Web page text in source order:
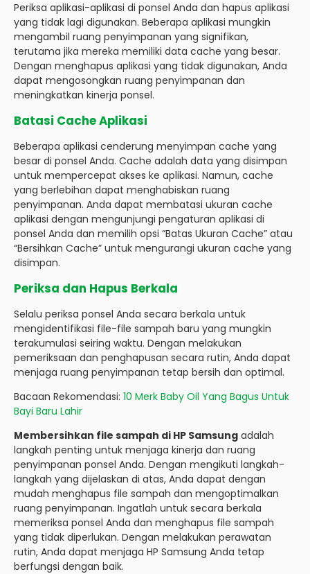
Periksa aplikasi-aplikasi di ponsel Anda dan hapus aplikasi
yang tidak lagi digunakan. Beberapa aplikasi mungkin
mengambil ruang penyimpanan yang signifikan,
terutama jika mereka memiliki data cache yang besar.
Dengan menghapus aplikasi yang tidak digunakan, Anda
dapat mengosongkan ruang penyimpanan dan
meningkatkan kinerja ponsel.
Batasi Cache Aplikasi
Beberapa aplikasi cenderung menyimpan cache yang
besar di ponsel Anda. Cache adalah data yang disimpan
untuk mempercepat akses ke aplikasi. Namun, cache
yang berlebihan dapat menghabiskan ruang
penyimpanan. Anda dapat membatasi ukuran cache
aplikasi dengan mengunjungi pengaturan aplikasi di
ponsel Anda dan memilih opsi “Batas Ukuran Cache” atau
“Bersihkan Cache” untuk mengurangi ukuran cache yang
disimpan.
Periksa dan Hapus Berkala
Selalu periksa ponsel Anda secara berkala untuk
mengidentifikasi file-file sampah baru yang mungkin
terakumulasi seiring waktu. Dengan melakukan
pemeriksaan dan penghapusan secara rutin, Anda dapat
menjaga ruang penyimpanan tetap bersih dan optimal.
Bacaan Rekomendasi: 10 Merk Baby Oil Yang Bagus Untuk
Bayi Baru Lahir
Membersihkan file sampah di HP Samsung adalah
langkah penting untuk menjaga kinerja dan ruang
penyimpanan ponsel Anda. Dengan mengikuti langkah-
langkah yang dijelaskan di atas, Anda dapat dengan
mudah menghapus file sampah dan mengoptimalkan
ruang penyimpanan. Ingatlah untuk secara berkala
memeriksa ponsel Anda dan menghapus file sampah
yang tidak diperlukan. Dengan melakukan perawatan
rutin, Anda dapat menjaga HP Samsung Anda tetap
berfungsi dengan baik.